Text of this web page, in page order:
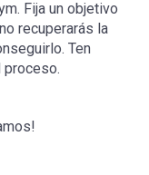
Fija un objetivo
recuperarás la
Ten